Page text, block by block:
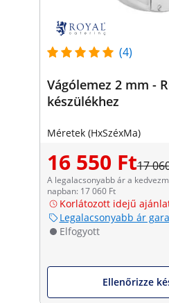
(4)
Vágólemez 2 mm -
készülékhez
Méretek (HxSzéxMa)
16 550 Ft17
A legalacsonyabb ár a
napban: 17 060 Ft
Korlátozott idejű
Legalacsonyabb ár
Elfogyott
Ellenőrizze